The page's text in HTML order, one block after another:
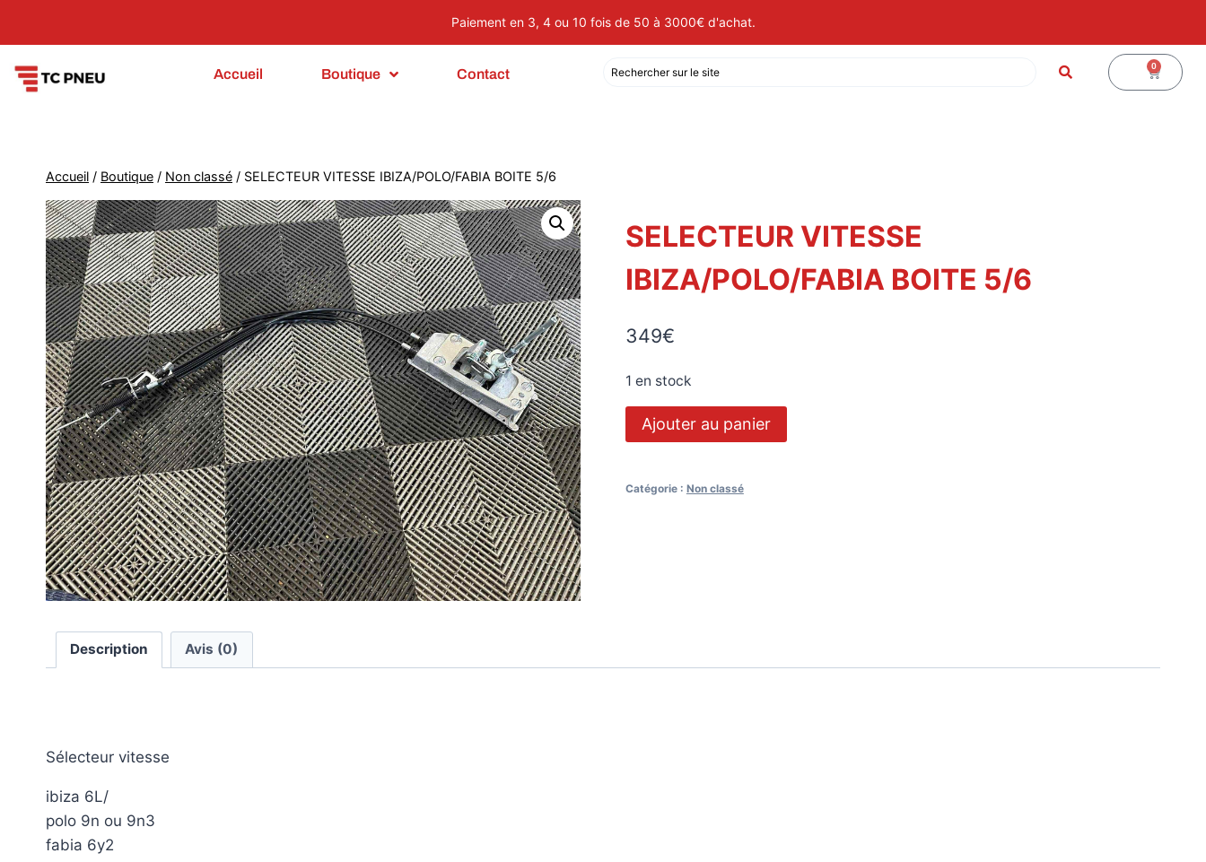
Paiement en 3, 4 ou 10 fois de 50 à 3000€ d'achat.
Accueil Boutique Contact € 0
Accueil / Boutique / Non classé / SELECTEUR VITESSE IBIZA/POLO/FABIA BOITE 5/6
SELECTEUR VITESSE
IBIZA/POLO/FABIA BOITE 5/6
349€
1 en stock
Ajouter au panier
Catégorie : Non classé
Description Avis (0)
Sélecteur vitesse
ibiza 6L/
polo 9n ou 9n3
fabia 6y2